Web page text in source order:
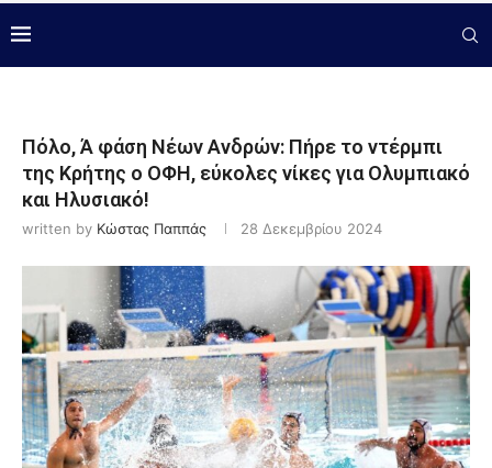
Πόλο, Ά φάση Νέων Ανδρών: Πήρε το ντέρμπι
της Κρήτης ο ΟΦΗ, εύκολες νίκες για Ολυμπιακό
και Ηλυσιακό!
written by Κώστας Παππάς 28 Δεκεμβρίου 2024